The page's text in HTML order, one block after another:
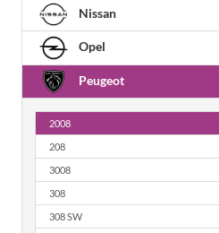
Nissan
Opel
Peugeot
2008
208
3008
308
308 SW